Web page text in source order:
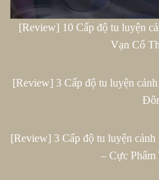
[Review] 10 Cấp độ tu luyện
Vạn Cổ
[Review] 3 Cấp độ tu luyện
[Review] 3 Cấp độ tu luyện
– Cực